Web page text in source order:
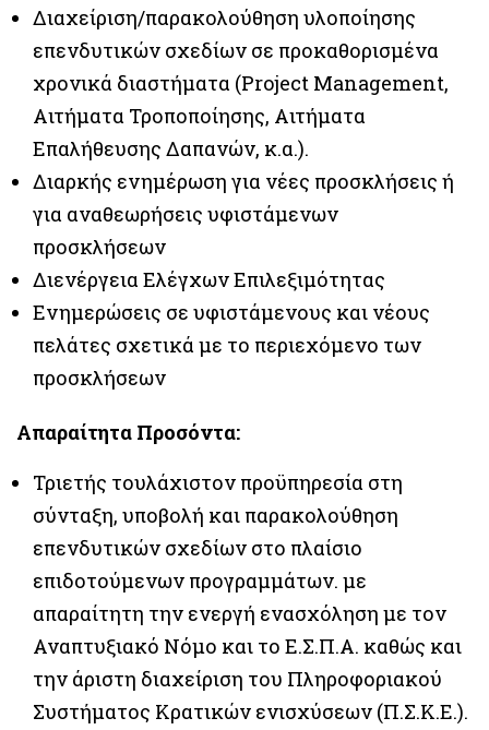
Διαχείριση/παρακολούθηση υλοποίησης
επενδυτικών σχεδίων σε προκαθορισμένα
χρονικά διαστήματα (Project Management,
Αιτήματα Τροποποίησης, Αιτήματα
Επαλήθευσης Δαπανών, κ.α.).
Διαρκής ενημέρωση για νέες προσκλήσεις ή
για αναθεωρήσεις υφιστάμενων
προσκλήσεων
Διενέργεια Ελέγχων Επιλεξιμότητας
Ενημερώσεις σε υφιστάμενους και νέους
πελάτες σχετικά με το περιεχόμενο των
προσκλήσεων
Απαραίτητα Προσόντα:
Τριετής τουλάχιστον προϋπηρεσία στη
σύνταξη, υποβολή και παρακολούθηση
επενδυτικών σχεδίων στο πλαίσιο
επιδοτούμενων προγραμμάτων. με
απαραίτητη την ενεργή ενασχόληση με τον
Αναπτυξιακό Νόμο και το Ε.Σ.Π.Α. καθώς και
την άριστη διαχείριση του Πληροφοριακού
Συστήματος Κρατικών ενισχύσεων (Π.Σ.Κ.Ε.).